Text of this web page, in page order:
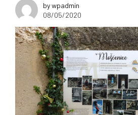
by wpadmin
08/05/2020